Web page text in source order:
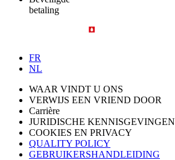
betaling
FR
NL
WAAR VINDT U ONS
VERWIJS EEN VRIEND DOOR
Carrière
JURIDISCHE KENNISGEVINGEN
COOKIES EN PRIVACY
QUALITY POLICY
GEBRUIKERSHANDLEIDING